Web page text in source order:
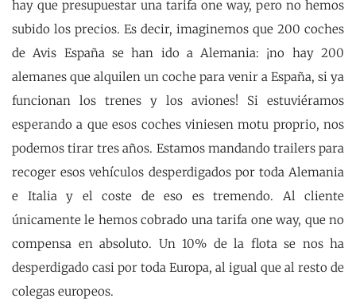
hay que presupuestar una tarifa one way, pero no hemos
subido los precios. Es decir, imaginemos que 200 coches
de Avis España se han ido a Alemania: ¡no hay 200
alemanes que alquilen un coche para venir a España, si ya
funcionan los trenes y los aviones! Si estuviéramos
esperando a que esos coches viniesen motu proprio, nos
podemos tirar tres años. Estamos mandando trailers para
recoger esos vehículos desperdigados por toda Alemania
e Italia y el coste de eso es tremendo. Al cliente
únicamente le hemos cobrado una tarifa one way, que no
compensa en absoluto. Un 10% de la flota se nos ha
desperdigado casi por toda Europa, al igual que al resto de
colegas europeos.